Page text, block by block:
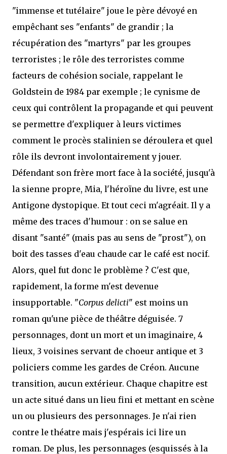
"immense et tutélaire" joue le père dévoyé en
empêchant ses "enfants" de grandir ; la
récupération des "martyrs" par les groupes
terroristes ; le rôle des terroristes comme
facteurs de cohésion sociale, rappelant le
Goldstein de 1984 par exemple ; le cynisme de
ceux qui contrôlent la propagande et qui peuvent
se permettre d'expliquer à leurs victimes
comment le procès stalinien se déroulera et quel
rôle ils devront involontairement y jouer.
Défendant son frère mort face à la société, jusqu'à
la sienne propre, Mia, l'héroïne du livre, est une
Antigone dystopique. Et tout ceci m'agréait. Il y a
même des traces d'humour : on se salue en
disant "santé" (mais pas au sens de "prost"), on
boit des tasses d'eau chaude car le café est nocif.
Alors, quel fut donc le problème ? C'est que,
rapidement, la forme m'est devenue
insupportable. "Corpus delicti" est moins un
roman qu'une pièce de théâtre déguisée. 7
personnages, dont un mort et un imaginaire, 4
lieux, 3 voisines servant de choeur antique et 3
policiers comme les gardes de Créon. Aucune
transition, aucun extérieur. Chaque chapitre est
un acte situé dans un lieu fini et mettant en scène
un ou plusieurs des personnages. Je n'ai rien
contre le théatre mais j'espérais ici lire un
roman. De plus, les personnages (esquissés à la